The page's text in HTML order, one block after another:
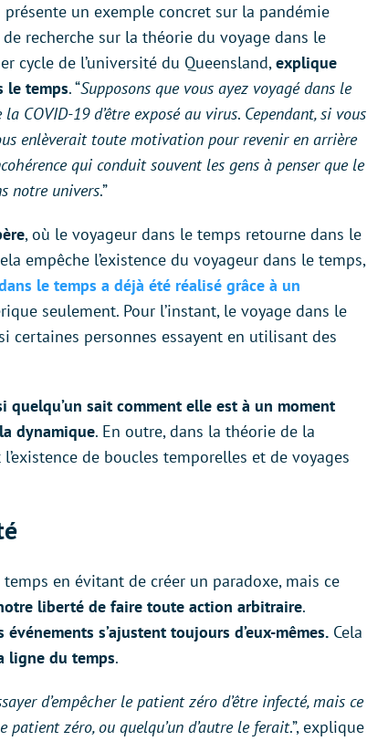
un exemple concret sur la pandémie
recherche sur la théorie du voyage dans le
cycle de l’université du Queensland,explique
le temps. “Supposons que vous ayez voyagé dans le
COVID-19 d’être exposé au virus. Cependant, si vous
enlèverait toute motivation pour revenir en arrière
qui conduit souvent les gens à penser que le
notre univers.”
, où le voyageur dans le temps retourne dans le
empêche l’existence du voyageur dans le temps,
le temps a déjà été réalisé grâce à un
seulement. Pour l’instant, le voyage dans le
certaines personnes essayent en utilisant des
sait comment elle est à un moment
dynamique. En outre, dans la théorie de la
de boucles temporelles et de voyages
en évitant de créer un paradoxe, mais ce
liberté de faire toute action arbitraire.
s’ajustent toujours d’eux-mêmes. Cela
ligne du temps.
d’empêcher le patient zéro d’être infecté, mais ce
zéro, ou quelqu’un d’autre le ferait.”, explique